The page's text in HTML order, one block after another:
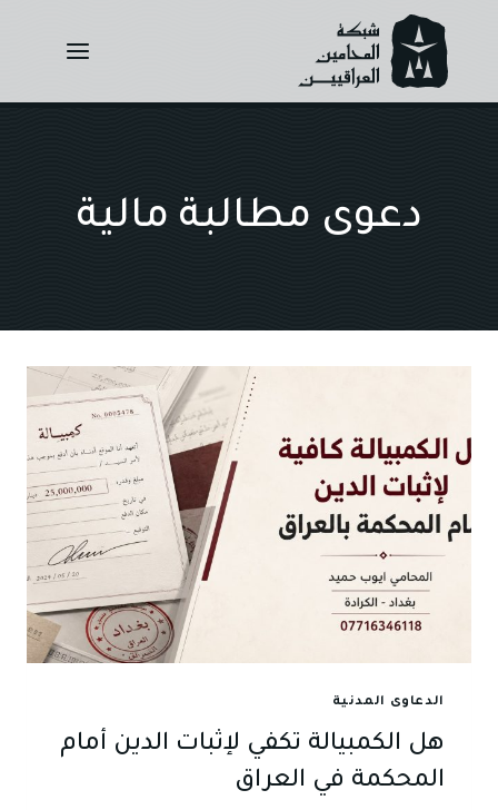
content
دعوى مطالبة مالية
الدعاوى المدنية
هل الكمبيالة تكفي لإثبات الدين أمام
المحكمة في العراق